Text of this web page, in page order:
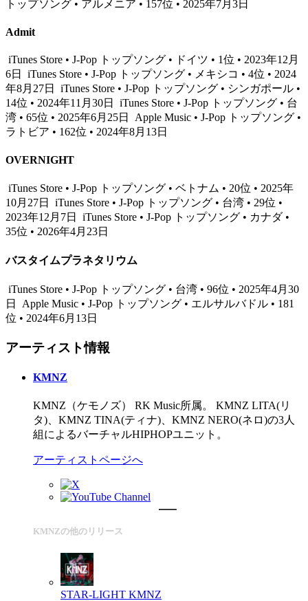
トップソング • アルメニア • 157位 • 2025年7月3日
Admit
iTunes Store • J-Pop トップソング • ドイツ • 1位 • 2023年12月
6日
iTunes Store • J-Pop トップソング • メキシコ • 4位 • 2024
年8月27日
iTunes Store • J-Pop トップソング • シンガポール •
14位 • 2024年11月30日
iTunes Store • J-Pop トップソング • 台
湾 • 65位 • 2025年6月25日
Apple Music • J-Pop トップソング •
ラトビア • 162位 • 2024年8月13日
OVERNIGHT
iTunes Store • J-Pop トップソング • ベトナム • 20位 • 2025年
10月27日
iTunes Store • J-Pop トップソング • 台湾 • 29位 •
2023年12月7日
iTunes Store • J-Pop トップソング • カナダ •
35位 • 2026年4月23日
バスタイムプラネタリウム
iTunes Store • J-Pop トップソング • 台湾 • 96位 • 2025年4月30
日
Apple Music • J-Pop トップソング • エルサルバドル • 181
位 • 2024年6月13日
アーティスト情報
KMNZ
KMNZ（ケモノズ） RK Music所属。 KMNZ LITA(リ
タ)、KMNZ TINA(ティナ)、KMNZ NERO(ネロ)の3人
組によるバーチャルHIPHOPユニット。
アーティストページへ
KMNZの他のリリース
STAR-LIGHT KMNZ